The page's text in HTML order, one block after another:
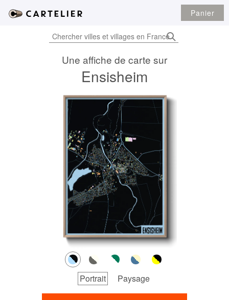
Panier
Une affiche de carte sur
Ensisheim
Portrait Paysage